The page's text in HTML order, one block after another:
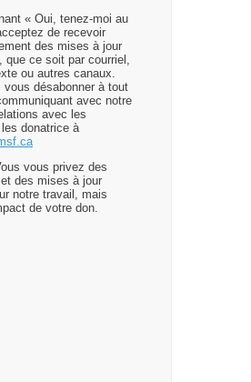
« Oui, tenez-moi au
de recevoir
des mises à jour
que ce soit par courriel,
ou autres canaux.
vous désabonner à tout
avec notre
avec les
donatrice à
vous privez des
des mises à jour
notre travail, mais
de votre don.